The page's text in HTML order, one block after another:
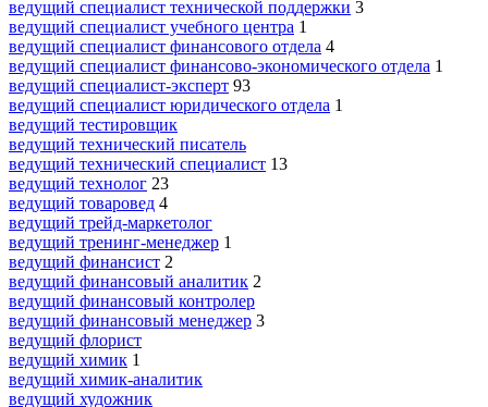
ведущий специалист технической поддержки 3
ведущий специалист учебного центра 1
ведущий специалист финансового отдела 4
ведущий специалист финансово-экономического отдела 1
ведущий специалист-эксперт 93
ведущий специалист юридического отдела 1
ведущий тестировщик
ведущий технический писатель
ведущий технический специалист 13
ведущий технолог 23
ведущий товаровед 4
ведущий трейд-маркетолог
ведущий тренинг-менеджер 1
ведущий финансист 2
ведущий финансовый аналитик 2
ведущий финансовый контролер
ведущий финансовый менеджер 3
ведущий флорист
ведущий химик 1
ведущий химик-аналитик
ведущий художник